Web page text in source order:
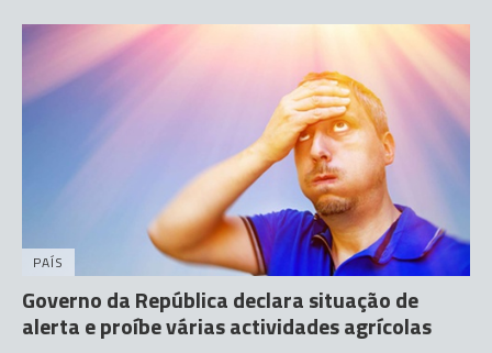
PAÍS
Governo da República declara situação de
alerta e proíbe várias actividades agrícolas